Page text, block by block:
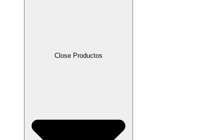
Close Productos